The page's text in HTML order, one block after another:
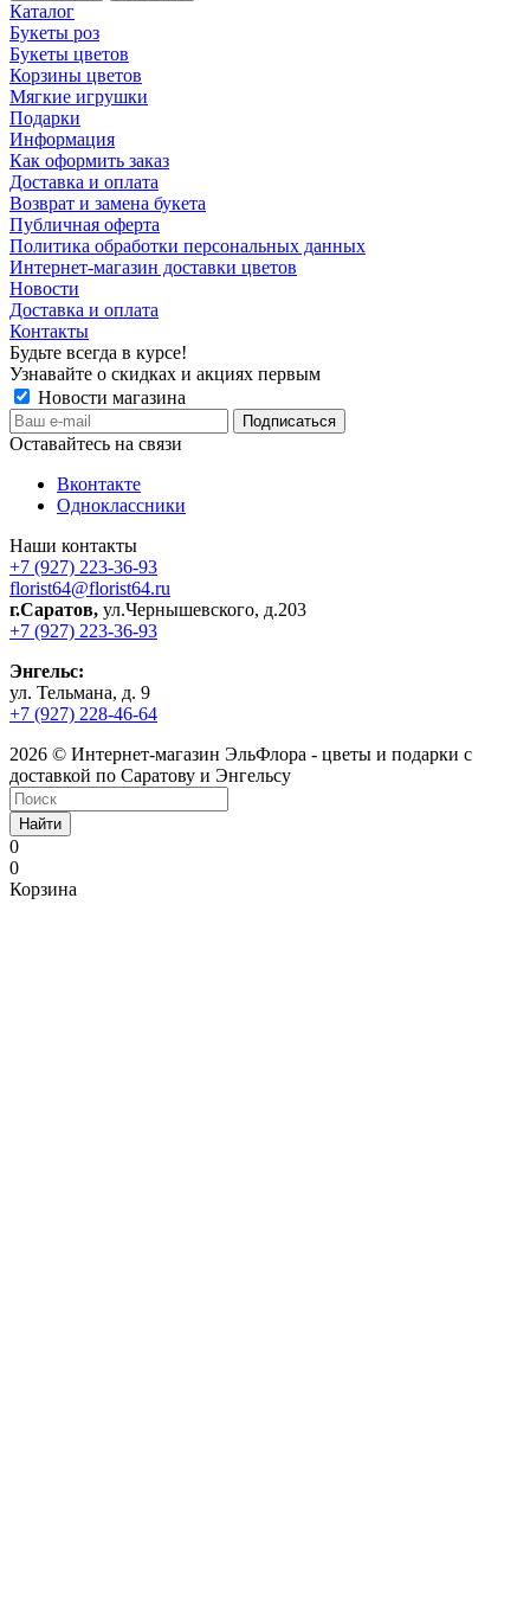
Каталог
Букеты роз
Букеты цветов
Корзины цветов
Мягкие игрушки
Подарки
Информация
Как оформить заказ
Доставка и оплата
Возврат и замена букета
Публичная оферта
Политика обработки персональных данных
Интернет-магазин доставки цветов
Новости
Доставка и оплата
Контакты
Будьте всегда в курсе!
Узнавайте о скидках и акциях первым
Новости магазина
Оставайтесь на связи
Вконтакте
Одноклассники
Наши контакты
+7 (927) 223-36-93
florist64@florist64.ru
г.Саратов, ул.Чернышевского, д.203
+7 (927) 223-36-93
Энгельс:
ул. Тельмана, д. 9
+7 (927) 228-46-64
2026 © Интернет-магазин ЭльФлора - цветы и подарки с
доставкой по Саратову и Энгельсу
Найти
0
0
Корзина